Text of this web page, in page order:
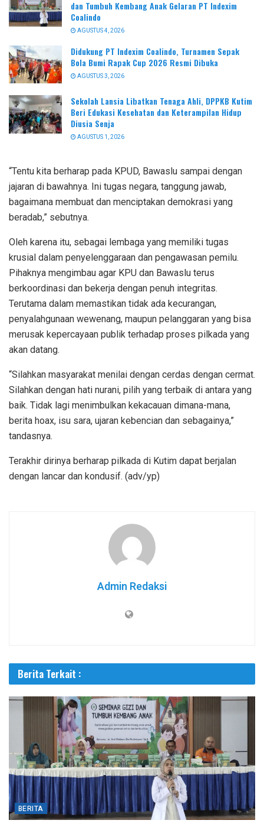
dan Tumbuh Kembang Anak Gelaran PT Indexim
Coalindo
AGUSTUS 4, 2026
Didukung PT Indexim Coalindo, Turnamen Sepak
Bola Bumi Rapak Cup 2026 Resmi Dibuka
AGUSTUS 3, 2026
Sekolah Lansia Libatkan Tenaga Ahli, DPPKB Kutim
Beri Edukasi Kesehatan dan Keterampilan Hidup
Diusia Senja
AGUSTUS 1, 2026
“Tentu kita berharap pada KPUD, Bawaslu sampai dengan
jajaran di bawahnya. Ini tugas negara, tanggung jawab,
bagaimana membuat dan menciptakan demokrasi yang
beradab,” sebutnya.
Oleh karena itu, sebagai lembaga yang memiliki tugas
krusial dalam penyelenggaraan dan pengawasan pemilu.
Pihaknya mengimbau agar KPU dan Bawaslu terus
berkoordinasi dan bekerja dengan penuh integritas.
Terutama dalam memastikan tidak ada kecurangan,
penyalahgunaan wewenang, maupun pelanggaran yang bisa
merusak kepercayaan publik terhadap proses pilkada yang
akan datang.
“Silahkan masyarakat menilai dengan cerdas dengan cermat.
Silahkan dengan hati nurani, pilih yang terbaik di antara yang
baik. Tidak lagi menimbulkan kekacauan dimana-mana,
berita hoax, isu sara, ujaran kebencian dan sebagainya,”
tandasnya.
Terakhir dirinya berharap pilkada di Kutim dapat berjalan
dengan lancar dan kondusif. (adv/yp)
Admin Redaksi
Berita Terkait :
BERITA